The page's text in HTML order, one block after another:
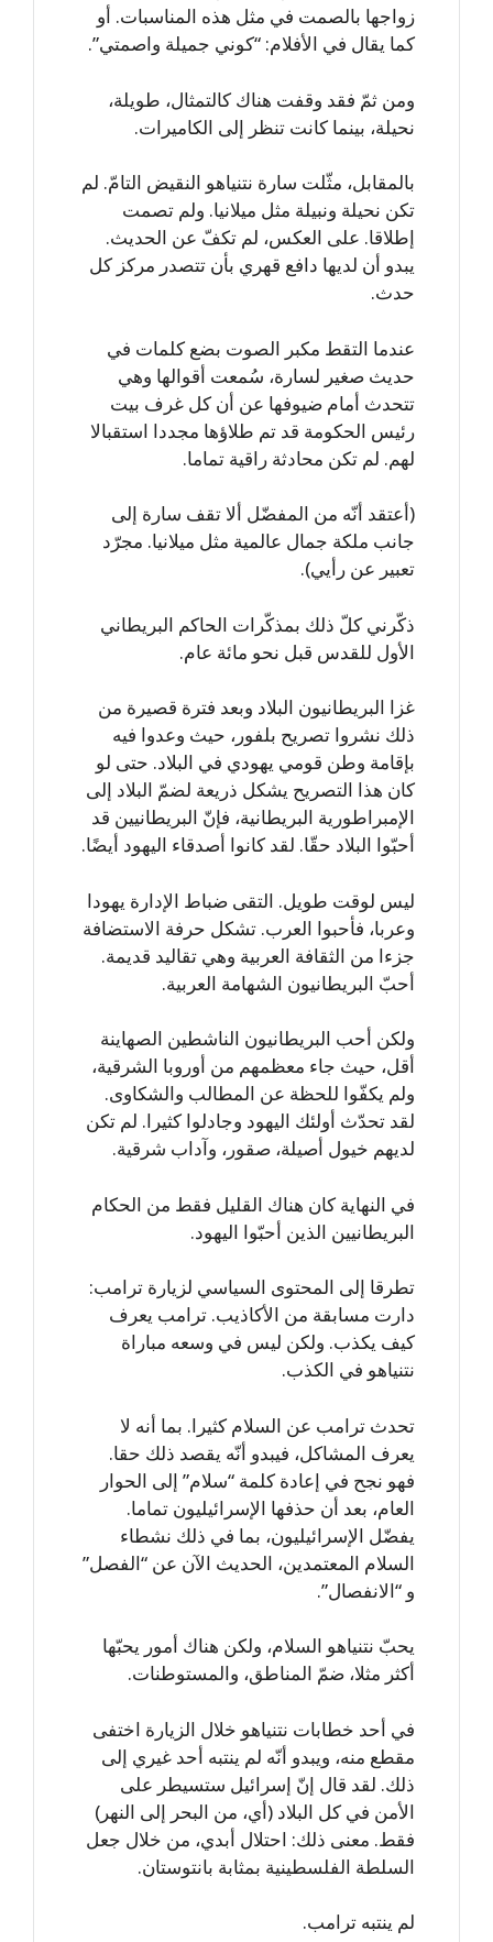
زواجها بالصمت في مثل هذه المناسبات. أو
كما يقال في الأفلام: “كوني جميلة واصمتي”.
ومن ثمّ فقد وقفت هناك كالتمثال، طويلة،
نحيلة، بينما كانت تنظر إلى الكاميرات.
بالمقابل، مثّلت سارة نتنياهو النقيض التامّ. لم
تكن نحيلة ونبيلة مثل ميلانيا. ولم تصمت
إطلاقا. على العكس، لم تكفّ عن الحديث.
يبدو أن لديها دافع قهري بأن تتصدر مركز كل
حدث.
عندما التقط مكبر الصوت بضع كلمات في
حديث صغير لسارة، سُمعت أقوالها وهي
تتحدث أمام ضيوفها عن أن كل غرف بيت
رئيس الحكومة قد تم طلاؤها مجددا استقبالا
لهم. لم تكن محادثة راقية تماما.
(أعتقد أنّه من المفضّل ألا تقف سارة إلى
جانب ملكة جمال عالمية مثل ميلانيا. مجرّد
تعبير عن رأيي).
ذكّرني كلّ ذلك بمذكّرات الحاكم البريطاني
الأول للقدس قبل نحو مائة عام.
غزا البريطانيون البلاد وبعد فترة قصيرة من
ذلك نشروا تصريح بلفور، حيث وعدوا فيه
بإقامة وطن قومي يهودي في البلاد. حتى لو
كان هذا التصريح يشكل ذريعة لضمّ البلاد إلى
الإمبراطورية البريطانية، فإنّ البريطانيين قد
أحبّوا البلاد حقّا. لقد كانوا أصدقاء اليهود أيضًا.
ليس لوقت طويل. التقى ضباط الإدارة يهودا
وعربا، فأحبوا العرب. تشكل حرفة الاستضافة
جزءا من الثقافة العربية وهي تقاليد قديمة.
أحبّ البريطانيون الشهامة العربية.
ولكن أحب البريطانيون الناشطين الصهاينة
أقل، حيث جاء معظمهم من أوروبا الشرقية،
ولم يكفّوا للحظة عن المطالب والشكاوى.
لقد تحدّث أولئك اليهود وجادلوا كثيرا. لم تكن
لديهم خيول أصيلة، صقور، وآداب شرقية.
في النهاية كان هناك القليل فقط من الحكام
البريطانيين الذين أحبّوا اليهود.
تطرقا إلى المحتوى السياسي لزيارة ترامب:
دارت مسابقة من الأكاذيب. ترامب يعرف
كيف يكذب. ولكن ليس في وسعه مباراة
نتنياهو في الكذب.
تحدث ترامب عن السلام كثيرا. بما أنه لا
يعرف المشاكل، فيبدو أنّه يقصد ذلك حقا.
فهو نجح في إعادة كلمة “سلام” إلى الحوار
العام، بعد أن حذفها الإسرائيليون تماما.
يفضّل الإسرائيليون، بما في ذلك نشطاء
السلام المعتمدين، الحديث الآن عن “الفصل”
و “الانفصال”.
يحبّ نتنياهو السلام، ولكن هناك أمور يحبّها
أكثر مثلا، ضمّ المناطق، والمستوطنات.
في أحد خطابات نتنياهو خلال الزيارة اختفى
مقطع منه، ويبدو أنّه لم ينتبه أحد غيري إلى
ذلك. لقد قال إنّ إسرائيل ستسيطر على
الأمن في كل البلاد (أي، من البحر إلى النهر)
فقط. معنى ذلك: احتلال أبدي، من خلال جعل
السلطة الفلسطينية بمثابة بانتوستان.
لم ينتبه ترامب.